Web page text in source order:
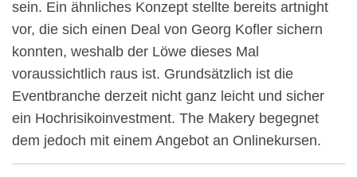
sein. Ein ähnliches Konzept stellte bereits artnight
vor, die sich einen Deal von Georg Kofler sichern
konnten, weshalb der Löwe dieses Mal
voraussichtlich raus ist. Grundsätzlich ist die
Eventbranche derzeit nicht ganz leicht und sicher
ein Hochrisikoinvestment. The Makery begegnet
dem jedoch mit einem Angebot an Onlinekursen.